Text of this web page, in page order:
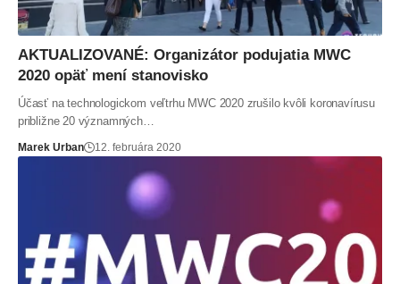
AKTUALIZOVANÉ: Organizátor podujatia MWC
2020 opäť mení stanovisko
Účasť na technologickom veľtrhu MWC 2020 zrušilo kvôli koronavírusu
približne 20 významných…
Marek Urban 12. februára 2020